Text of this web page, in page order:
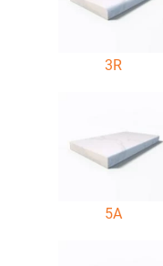
3R
5A